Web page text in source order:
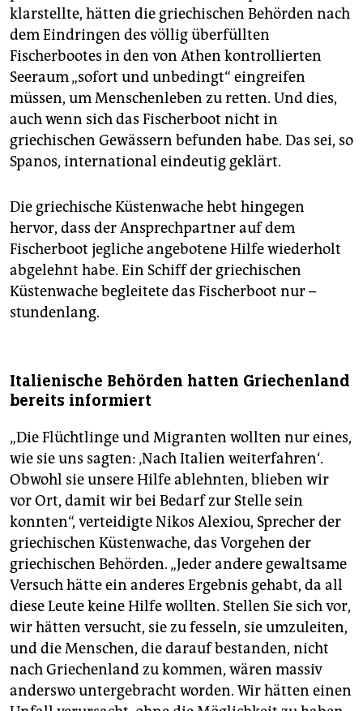
klarstellte, hätten die griechischen Behörden nach
dem Eindringen des völlig überfüllten
Fischerbootes in den von Athen kontrollierten
Seeraum „sofort und unbedingt“ eingreifen
müssen, um Menschenleben zu retten. Und dies,
auch wenn sich das Fischerboot nicht in
griechischen Gewässern befunden habe. Das sei, so
Spanos, international eindeutig geklärt.
Die griechische Küstenwache hebt hingegen
hervor, dass der Ansprechpartner auf dem
Fischerboot jegliche angebotene Hilfe wiederholt
abgelehnt habe. Ein Schiff der griechischen
Küstenwache begleitete das Fischerboot nur –
stundenlang.
Italienische Behörden hatten Griechenland
bereits informiert
„Die Flüchtlinge und Migranten wollten nur eines,
wie sie uns sagten: ‚Nach Italien weiterfahren‘.
Obwohl sie unsere Hilfe ablehnten, blieben wir
vor Ort, damit wir bei Bedarf zur Stelle sein
konnten“, verteidigte Nikos Alexiou, Sprecher der
griechischen Küstenwache, das Vorgehen der
griechischen Behörden. „Jeder andere gewaltsame
Versuch hätte ein anderes Ergebnis gehabt, da all
diese Leute keine Hilfe wollten. Stellen Sie sich vor,
wir hätten versucht, sie zu fesseln, sie umzuleiten,
und die Menschen, die darauf bestanden, nicht
nach Griechenland zu kommen, wären massiv
anderswo untergebracht worden. Wir hätten einen